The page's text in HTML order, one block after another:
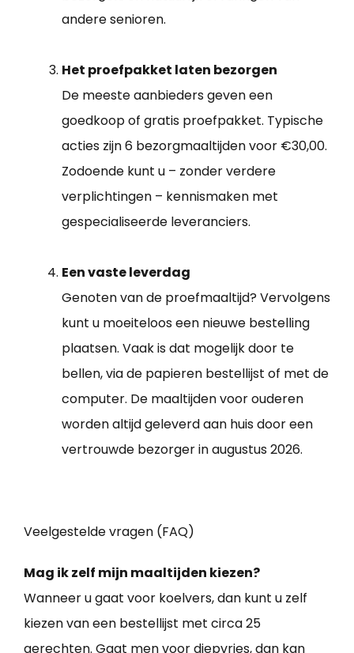
andere senioren.
Het proefpakket laten bezorgen
De meeste aanbieders geven een
goedkoop of gratis proefpakket. Typische
acties zijn 6 bezorgmaaltijden voor €30,00.
Zodoende kunt u – zonder verdere
verplichtingen – kennismaken met
gespecialiseerde leveranciers.
Een vaste leverdag
Genoten van de proefmaaltijd? Vervolgens
kunt u moeiteloos een nieuwe bestelling
plaatsen. Vaak is dat mogelijk door te
bellen, via de papieren bestellijst of met de
computer. De maaltijden voor ouderen
worden altijd geleverd aan huis door een
vertrouwde bezorger in augustus 2026.
Veelgestelde vragen (FAQ)
Mag ik zelf mijn maaltijden kiezen?
Wanneer u gaat voor koelvers, dan kunt u zelf
kiezen van een bestellijst met circa 25
gerechten. Gaat men voor diepvries, dan kan